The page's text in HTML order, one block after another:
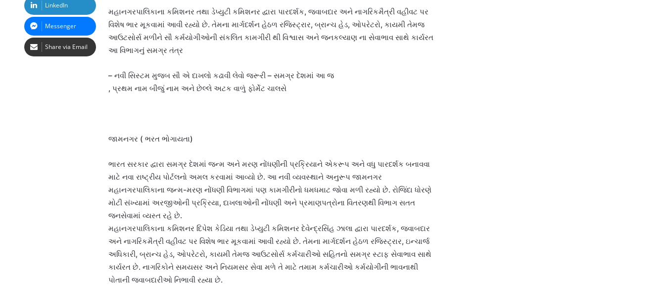
મહાનગરપાલિકાના કમિશનર તથા ડેપ્યુટી કમિશનર દ્વારા પારદર્શક, જવાબદાર અને નાગરિકમૈત્રી વહીવટ પર
વિશેષ ભાર મૂકવામાં આવી રહ્યો છે. તેમના માર્ગદર્શન હેઠળ રજિસ્ટ્રાર, બ્રાન્ચ હેડ, ઓપરેટરો, કાયમી તેમજ
આઉટસોર્સ મળીને સૌ કર્મયોગીઓની સંકલિત કામગીરી થી વિશ્વાસ અને જનકલ્યાણ ના સેવાભાવ સાથે કાર્યરત
આ વિભાગનું સમગ્ર તંત્ર
– નવી સિસ્ટમ મુજબ સૌ એ દાખલો કઢાવી લેવો જરૂરી – સમગ્ર દેશમાં આ જ
, પ્રથમ નામ બીજું નામ અને છેલ્લે અટક વાળું ફોર્મેટ ચાલસે
જામનગર ( ભરત ભોગાયતા)
ભારત સરકાર દ્વારા સમગ્ર દેશમાં જન્મ અને મરણ નોંધણીની પ્રક્રિયાને એકરૂપ અને વધુ પારદર્શક બનાવવા
માટે નવા રાષ્ટ્રીય પોર્ટલનો અમલ કરવામાં આવ્યો છે. આ નવી વ્યવસ્થાને અનુરૂપ જામનગર
મહાનગરપાલિકાના જન્મ-મરણ નોંધણી વિભાગમાં પણ કામગીરીનો ધમધમાટ જોવા મળી રહ્યો છે. રોજિંદા ધોરણે
મોટી સંખ્યામાં અરજીઓની પ્રક્રિયા, દાખલાઓની નોંધણી અને પ્રમાણપત્રોના વિતરણથી વિભાગ સતત
જનસેવામાં વ્યસ્ત રહે છે.
મહાનગરપાલિકાના કમિશનર દિપેશ કેડિયા તથા ડેપ્યુટી કમિશનર દેવેન્દ્રસિંહ ઝાલા દ્વારા પારદર્શક, જવાબદાર
અને નાગરિકમૈત્રી વહીવટ પર વિશેષ ભાર મૂકવામાં આવી રહ્યો છે. તેમના માર્ગદર્શન હેઠળ રજિસ્ટ્રાર, ઇન્ચાર્જ
અધિકારી, બ્રાન્ચ હેડ, ઓપરેટરો, કાયમી તેમજ આઉટસોર્સ કર્મચારીઓ સહિતનો સમગ્ર સ્ટાફ સેવાભાવ સાથે
કાર્યરત છે. નાગરિકોને સમયસર અને નિયમસર સેવા મળે તે માટે તમામ કર્મચારીઓ કર્મયોગીની ભાવનાથી
પોતાની જવાબદારીઓ નિભાવી રહ્યા છે.
LinkedIn
Messenger
Share via Email